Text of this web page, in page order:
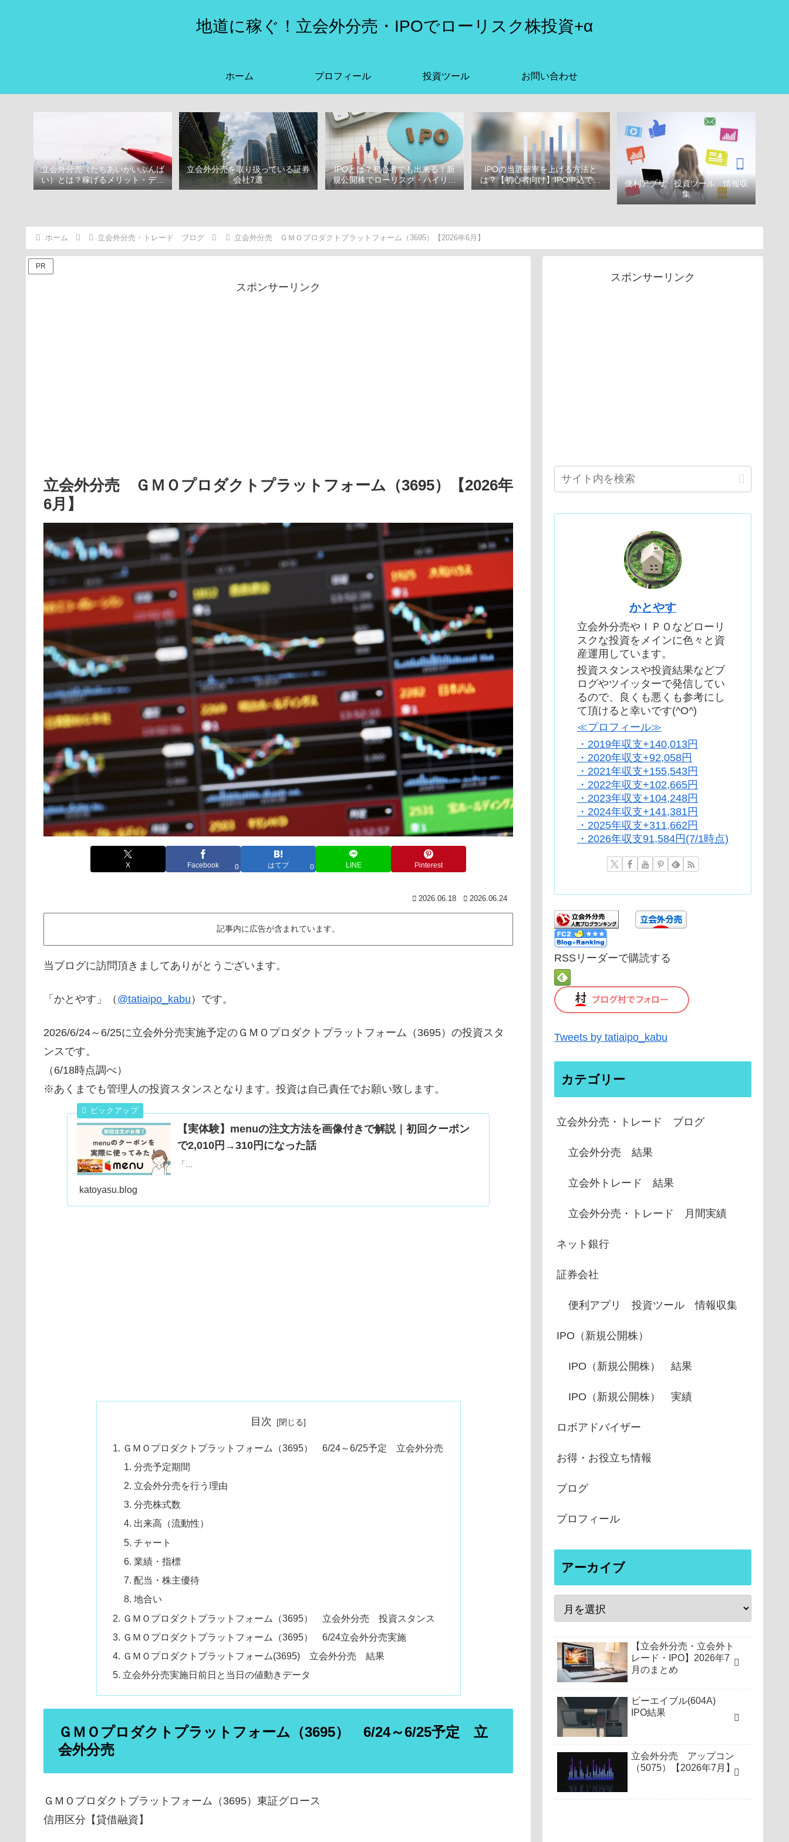
地道に稼ぐ！立会外分売・IPOでローリスク株投資+α
ホーム プロフィール 投資ツール お問い合わせ
立会外分売（たちあいがいぶんば
い）とは？稼げるメリット・デメ
リット
立会外分売を取り扱っている証券
会社7選
IPOとは？初心者でも出来る！新
規公開株でローリスク・ハイリタ
ーン投資をはじめよう！
IPOの当選確率を上げる方法と
は？【初心者向け】IPO申込で選
ぶべき証券会社
便利アプリ 投資ツール 情報収
集
ホーム 立会外分売・トレード ブログ 立会外分売 ＧＭＯプロダクトプラットフォーム（3695）【2026年6月】
PR
スポンサーリンク
立会外分売 ＧＭＯプロダクトプラットフォーム（3695）【2026年
6月】
X Facebook 0 はてブ 0 LINE Pinterest
2026.06.18 2026.06.24
記事内に広告が含まれています。
当ブログに訪問頂きましてありがとうございます。
「かとやす」（ @tatiaipo_kabu ）です。
2026/6/24～6/25に立会外分売実施予定のＧＭＯプロダクトプラットフォーム（3695）の投資スタ
ンスです。
（6/18時点調べ）
※あくまでも管理人の投資スタンスとなります。投資は自己責任でお願い致します。
【実体験】menuの注文方法を画像付きで解説｜初回クーポン
で2,010円→310円になった話
「...
katoyasu.blog
目次
ＧＭＯプロダクトプラットフォーム（3695） 6/24～6/25予定 立会外分売
分売予定期間
立会外分売を行う理由
分売株式数
出来高（流動性）
チャート
業績・指標
配当・株主優待
地合い
ＧＭＯプロダクトプラットフォーム（3695） 立会外分売 投資スタンス
ＧＭＯプロダクトプラットフォーム（3695） 6/24立会外分売実施
ＧＭＯプロダクトプラットフォーム(3695) 立会外分売 結果
立会外分売実施日前日と当日の値動きデータ
ＧＭＯプロダクトプラットフォーム（3695） 6/24～6/25予定 立
会外分売
ＧＭＯプロダクトプラットフォーム（3695）東証グロース
信用区分【貸借融資】
スポンサーリンク
かとやす
立会外分売やＩＰＯなどローリ
スクな投資をメインに色々と資
産運用しています。
投資スタンスや投資結果などブ
ログやツイッターで発信してい
るので、良くも悪くも参考にし
て頂けると幸いです(^O^)
≪プロフィール≫
・2019年収支+140,013円
・2020年収支+92,058円
・2021年収支+155,543円
・2022年収支+102,665円
・2023年収支+104,248円
・2024年収支+141,381円
・2025年収支+311,662円
・2026年収支91,584円(7/1時点)
RSSリーダーで購読する
Tweets by tatiaipo_kabu
カテゴリー
立会外分売・トレード ブログ
立会外分売 結果
立会外トレード 結果
立会外分売・トレード 月間実績
ネット銀行
証券会社
便利アプリ 投資ツール 情報収集
IPO（新規公開株）
IPO（新規公開株） 結果
IPO（新規公開株） 実績
ロボアドバイザー
お得・お役立ち情報
ブログ
プロフィール
アーカイブ
【立会外分売・立会外ト
レード・IPO】2026年7
月のまとめ
ビーエイブル(604A)
IPO結果
立会外分売 アップコン
（5075）【2026年7月】